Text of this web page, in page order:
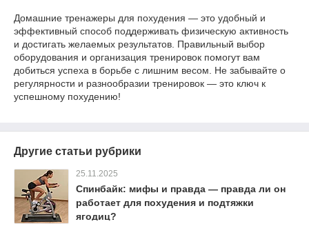
Домашние тренажеры для похудения — это удобный и
эффективный способ поддерживать физическую активность
и достигать желаемых результатов. Правильный выбор
оборудования и организация тренировок помогут вам
добиться успеха в борьбе с лишним весом. Не забывайте о
регулярности и разнообразии тренировок — это ключ к
успешному похудению!
Другие статьи рубрики
25.11.2025
Спинбайк: мифы и правда — правда ли он
работает для похудения и подтяжки
ягодиц?